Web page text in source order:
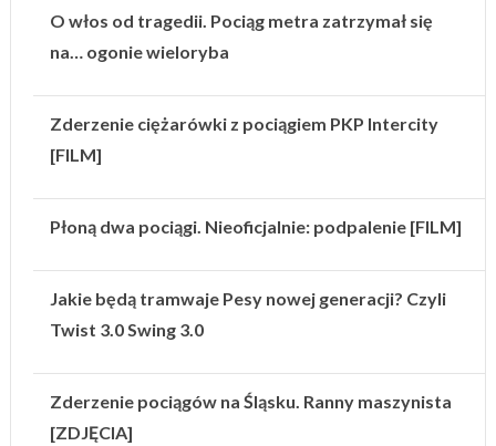
O włos od tragedii. Pociąg metra zatrzymał się
na… ogonie wieloryba
Zderzenie ciężarówki z pociągiem PKP Intercity
[FILM]
Płoną dwa pociągi. Nieoficjalnie: podpalenie [FILM]
Jakie będą tramwaje Pesy nowej generacji? Czyli
Twist 3.0 Swing 3.0
Zderzenie pociągów na Śląsku. Ranny maszynista
[ZDJĘCIA]